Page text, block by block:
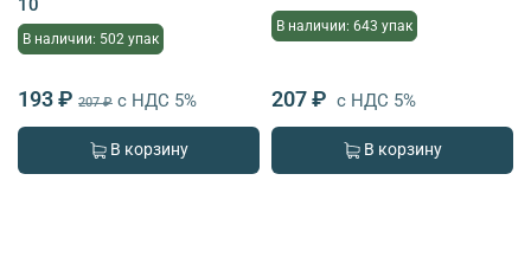
10
В наличии: 502 упак
193 ₽ 207 ₽ с НДС 5%
В корзину
В наличии: 643 упак
207 ₽ с НДС 5%
В корзину